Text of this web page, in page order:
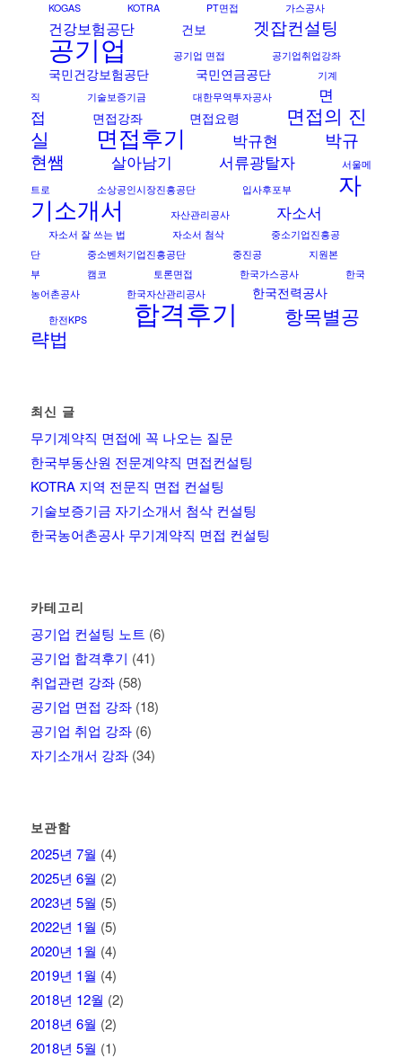
KOGAS KOTRA PT면접 가스공사
건강보험공단 건보 겟잡컨설팅
공기업 공기업 면접 공기업취업강좌
국민건강보험공단 국민연금공단
기계
직
기술보증기금 대한무역투자공사
면
접
면접강좌 면접요령
면접의 진
실
면접후기 박규현
박규
현쌤
살아남기 서류광탈자
서울메
트로
소상공인시장진흥공단 입사후포부 자
기소개서 자산관리공사 자소서
자소서 잘 쓰는 법 자소서 첨삭
중소기업진흥공
단
중소벤처기업진흥공단 중진공
지원본
부
캠코 토론면접 한국가스공사
한국
농어촌공사
한국자산관리공사 한국전력공사
한전KPS 합격후기
항목별공
략법
최신 글
무기계약직 면접에 꼭 나오는 질문
한국부동산원 전문계약직 면접컨설팅
KOTRA 지역 전문직 면접 컨설팅
기술보증기금 자기소개서 첨삭 컨설팅
한국농어촌공사 무기계약직 면접 컨설팅
카테고리
공기업 컨설팅 노트 (6)
공기업 합격후기 (41)
취업관련 강좌(58)
공기업 면접 강좌(18)
공기업 취업 강좌(6)
자기소개서 강좌(34)
보관함
2025년 7월 (4)
2025년 6월 (2)
2023년 5월 (5)
2022년 1월 (5)
2020년 1월 (4)
2019년 1월 (4)
2018년 12월 (2)
2018년 6월 (2)
2018년 5월 (1)